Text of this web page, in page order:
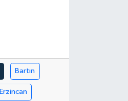
Bartın
Erzincan